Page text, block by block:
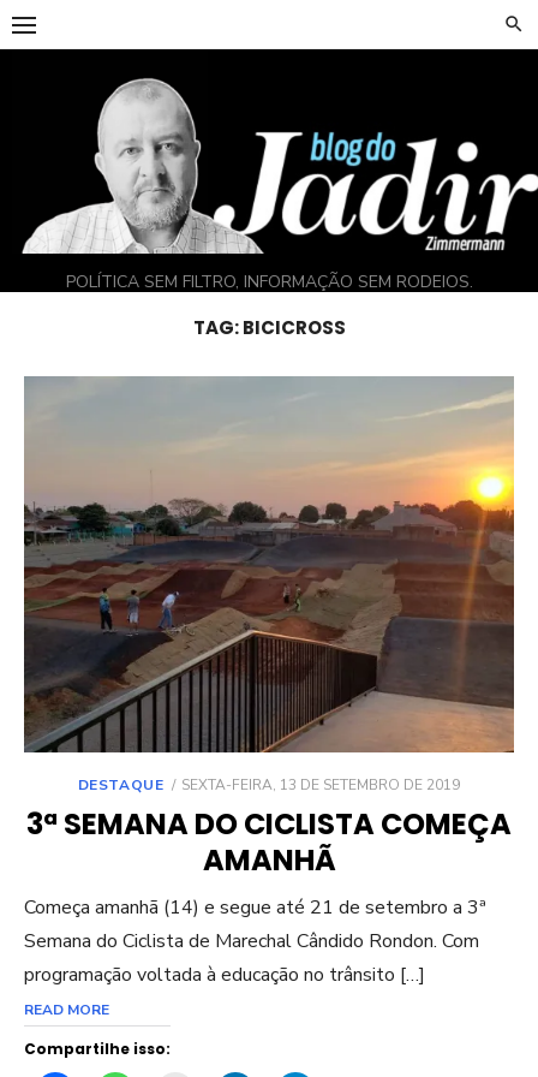
Skip
to
POLÍTICA SEM FILTRO, INFORMAÇÃO SEM RODEIOS.
TAG:BICICROSS
DESTAQUE
POSTED
SEXTA-FEIRA, 13 DE SETEMBRO DE 2019
3ª SEMANA DO CICLISTA COMEÇA
AMANHÃ
Começa amanhã (14) e segue até 21 de setembro a 3ª
Semana do Ciclista de Marechal Cândido Rondon. Com
programação voltada à educação no trânsito […]
READ MORE
Compartilhe isso: